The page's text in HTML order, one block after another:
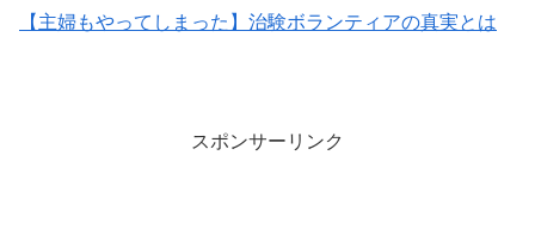
【主婦もやってしまった】治験ボランティアの真実とは
スポンサーリンク